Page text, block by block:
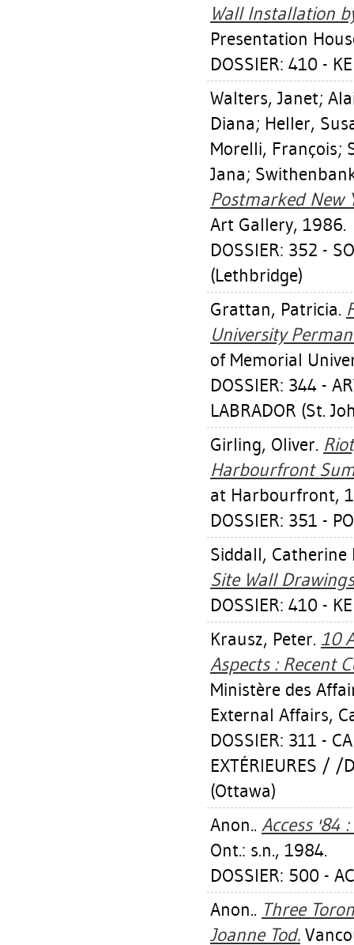
Wall Installation
Presentation
DOSSIER: 410 -
Walters, Janet;
Diana; Heller,
Morelli, François;
Jana;
Postmarked New
Art Gallery, 1986.
DOSSIER: 352 -
(Lethbridge)
Grattan, Patricia.
University
of Memorial
DOSSIER: 344 -
LABRADOR (St.
Girling, Oliver.
Harbourfront
at Harbourfront,
DOSSIER: 351 -
Siddall, Catherine
Site Wall
DOSSIER: 410 -
Krausz, Peter. 10
Aspects : Recent
Ministère des
External Affairs,
DOSSIER: 311 -
EXTÉRIEURES / /
(Ottawa)
Anon.. Access '84
Ont.: s.n., 1984.
DOSSIER: 500 -
Anon.. Three
Joanne Tod.